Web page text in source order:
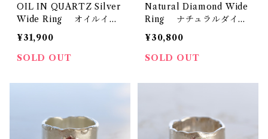
OIL IN QUARTZ Silver
Wide Ring オイルイン
クォーツ シルバーワイド
リング
¥31,900
SOLD OUT
Natural Diamond Wide
Ring ナチュラルダイヤ
モンド ワイドリング
¥30,800
SOLD OUT